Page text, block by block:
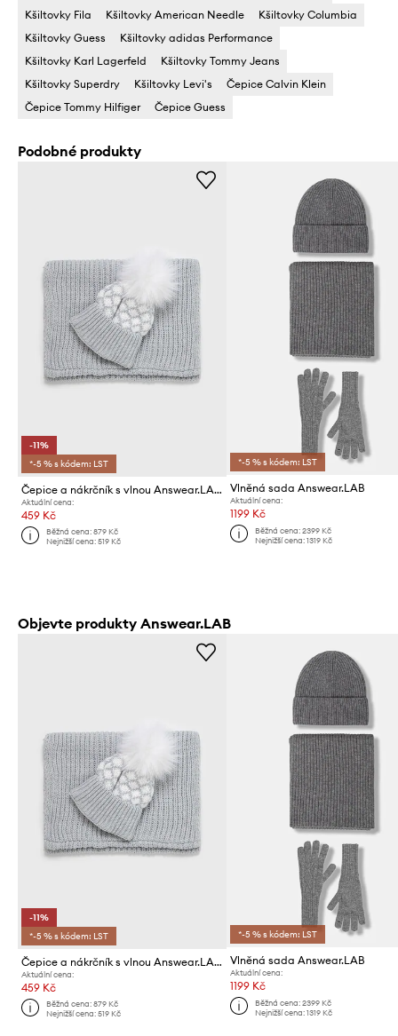
Kšiltovky Fila Kšiltovky American Needle
Kšiltovky Columbia
Kšiltovky Guess
Kšiltovky adidas Performance
Kšiltovky Karl Lagerfeld
Kšiltovky Tommy Jeans
Kšiltovky Superdry
Kšiltovky Levi's
Čepice Calvin Klein
Čepice Tommy Hilfiger
Čepice Guess
Podobné produkty
-11%
*-5 % s kódem: LST
Čepice a nákrčník s vlnou Answear.LAB
Aktuální cena:
459 Kč
Běžná cena:879 Kč
Nejnižší cena:519 Kč
*-5 % s kódem: LST
Vlněná sada Answear.LAB
Aktuální cena:
1199 Kč
Běžná cena: 2399 Kč
Nejnižší cena: 1319 Kč
Objevte produkty Answear.LAB
-11%
*-5 % s kódem: LST
Čepice a nákrčník s vlnou Answear.LAB
Aktuální cena:
459 Kč
Běžná cena:879 Kč
Nejnižší cena:519 Kč
*-5 % s kódem: LST
Vlněná sada Answear.LAB
Aktuální cena:
1199 Kč
Běžná cena: 2399 Kč
Nejnižší cena: 1319 Kč